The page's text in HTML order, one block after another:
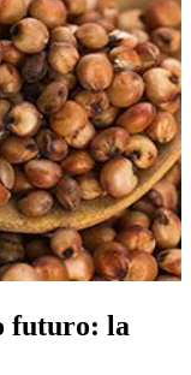
futuro: la